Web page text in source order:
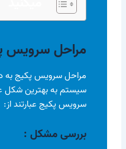
مراحل سرویس
مراحل سرویس پکیج به
سیستم به بهترین شکل
سرویس پکیج عبارتند از:
بررسی مشکل :‏